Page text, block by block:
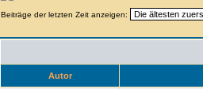
Beiträge der letzten Zeit anzeigen:
Autor